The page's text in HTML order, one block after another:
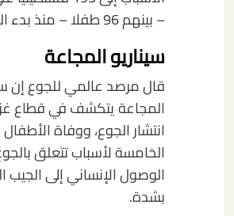
– بينهم 96 طفلا – منذ بدء الحرب.
سيناريو المجاعة
قال مرصد عالمي للجوع إن
المجاعة يتكشف في قطاع
انتشار الجوع، ووفاة
الخامسة لأسباب تتعلق
الوصول الإنساني إلى الجيب
بشدة.